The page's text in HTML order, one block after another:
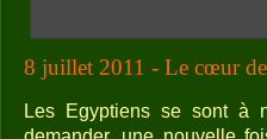
8 juillet 2011 - Le cœur
Les Egyptiens se sont à